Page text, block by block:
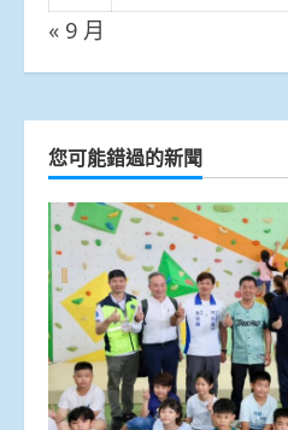
« 9 月
您可能錯過的新聞